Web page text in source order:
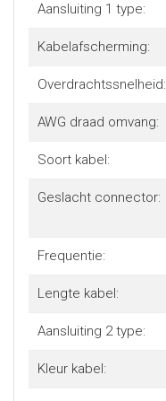
Aansluiting 1 type:
Kabelafscherming:
Overdrachtssnelheid:
AWG draad omvang:
Soort kabel:
Geslacht connector:
Frequentie:
Lengte kabel:
Aansluiting 2 type:
Kleur kabel: